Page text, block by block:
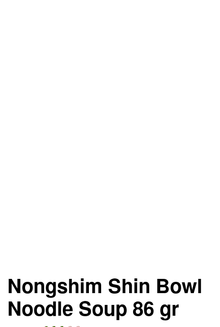
Nongshim Shin Bowl
Noodle Soup 86 gr